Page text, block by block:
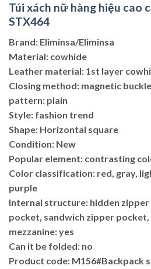
Túi xách nữ hàng hiệu cao
STX464
Brand: Eliminsa/Eliminsa
Material: cowhide
Leather material: 1st layer
Closing method: magnetic buckle
pattern: plain
Style: fashion trend
Shape: Horizontal square
Condition: New
Popular element: contrasting
Color classification: red, gray,
purple
Internal structure: hidden
pocket, sandwich zipper
mezzanine: yes
Can it be folded: no
Product code: M156#Backpack